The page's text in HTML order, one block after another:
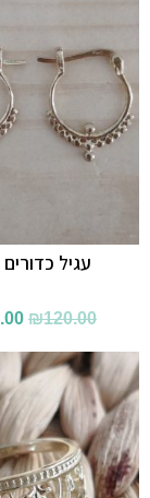
עגיל
₪120.00
היה: